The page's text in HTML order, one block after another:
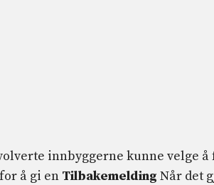
innbyggerne kunne velge å
å gi en Tilbakemelding Når det